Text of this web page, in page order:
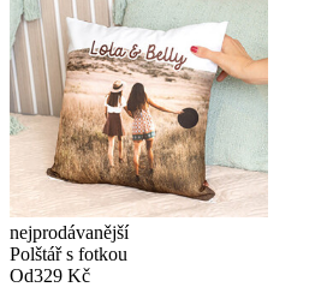
nejprodávanější
Polštář s fotkou
Od329 Kč